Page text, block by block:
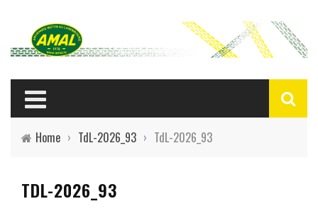
Home › TdL-2026_93 › TdL-2026_93
TDL-2026_93